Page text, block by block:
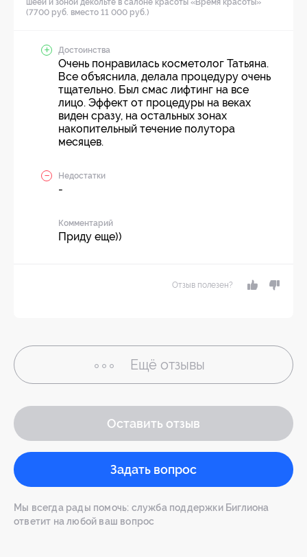
шеей и зоной декольте в салоне красоты «Время красоты»
(7700 руб. вместо 11 000 руб.)
Достоинства
Очень понравилась косметолог Татьяна.
Все объяснила, делала процедуру очень
тщательно. Был смас лифтинг на все
лицо. Эффект от процедуры на веках
виден сразу, на остальных зонах
накопительный течение полутора
месяцев.
Недостатки
-
Комментарий
Приду еще))
Отзыв полезен?
Ещё отзывы
Оставить отзыв
Задать вопрос
Мы всегда рады помочь: служба поддержки Биглиона
ответит на любой ваш вопрос